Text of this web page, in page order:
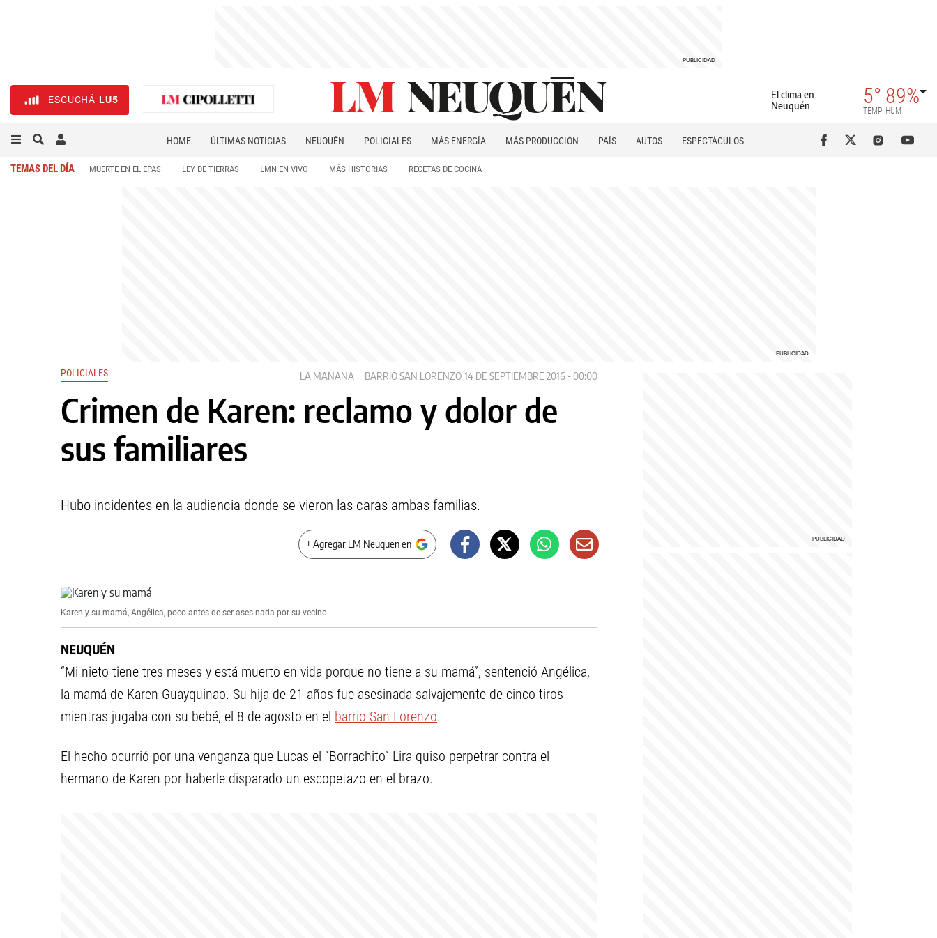
ESCUCHÁ LU5
El clima en
Neuquén
5°
TEMP
89%
HUM
HOME ÚLTIMAS NOTICIAS NEUQUÉN POLICIALES MÁS ENERGÍA MÁS PRODUCCIÓN PAÍS AUTOS
ESPECTÁCULOS
TEMAS DEL DÍA MUERTE EN EL EPAS LEY DE TIERRAS LMN EN VIVO MÁS HISTORIAS RECETAS DE COCINA
POLICIALES LA MAÑANA BARRIO SAN LORENZO 14 DE SEPTIEMBRE 2016 - 00:00
Crimen de Karen: reclamo y dolor de
sus familiares
Hubo incidentes en la audiencia donde se vieron las caras ambas familias.
+ Agregar LM Neuquen en
Karen y su mamá, Angélica, poco antes de ser asesinada por su vecino.
NEUQUÉN
“Mi nieto tiene tres meses y está muerto en vida porque no tiene a su mamá”, sentenció Angélica,
la mamá de Karen Guayquinao. Su hija de 21 años fue asesinada salvajemente de cinco tiros
mientras jugaba con su bebé, el 8 de agosto en el barrio San Lorenzo.
El hecho ocurrió por una venganza que Lucas el “Borrachito” Lira quiso perpetrar contra el
hermano de Karen por haberle disparado un escopetazo en el brazo.